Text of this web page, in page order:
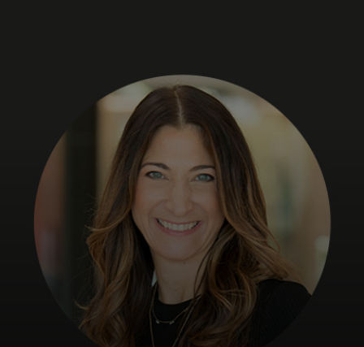
Pour l’entreprise
Pour le monde
Pour les innovateurs
Actualités et tendances